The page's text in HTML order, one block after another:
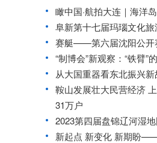
瞰中国·航拍大连｜海洋岛
阜新第十七届玛瑙文化
赛艇——第六届沈阳公开
“制博会”新观察：“铁臂”
从大国重器看东北振兴
鞍山发展壮大民营经济
31万户
2023第四届盘锦辽河湿
新起点 新变化 新期盼